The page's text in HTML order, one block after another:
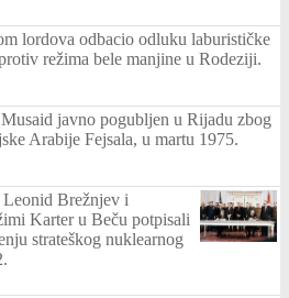
lordova odbacio odluku laburističke
režima bele manjine u Rodeziji.
javno pogubljen u Rijadu zbog
Arabije Fejsala, u martu 1975.
Brežnjev i
Karter u Beču potpisali
strateškog nuklearnog